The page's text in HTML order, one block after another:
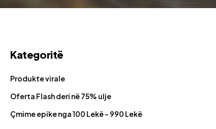
Kategoritë
Produkte virale
Oferta Flash deri në 75% ulje
Çmime epike nga 100 Lekë - 990 Lekë